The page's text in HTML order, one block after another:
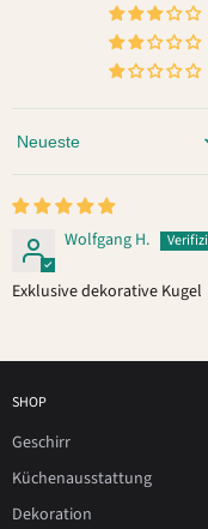
Sort by
Wolfgang H.
Exklusive dekorative Kugel
SHOP
Geschirr
Küchenausstattung
Dekoration